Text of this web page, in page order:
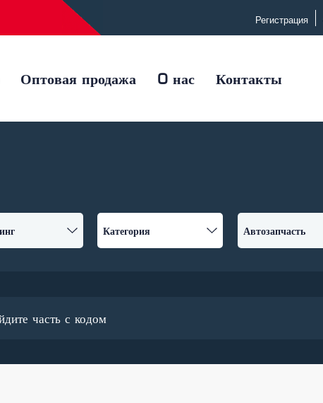
Регистрация
Оптовая продажа O нас Контакты